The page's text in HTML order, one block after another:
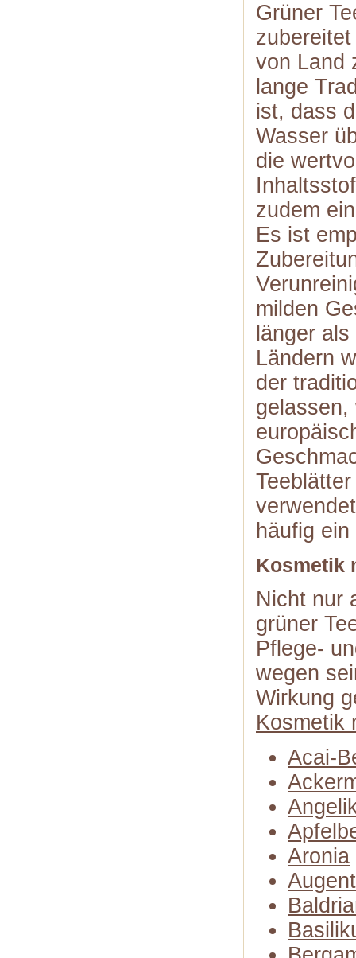
Grüner
von Land
lange
ist, dass
Wasser
die
zudem
Es ist
milden
länger
Ländern
der
gelassen,
häufig
Kosmetik
Nicht nur
grüner
Pflege-
wegen
Wirkung
Kosmetik
Acai-
Aronia